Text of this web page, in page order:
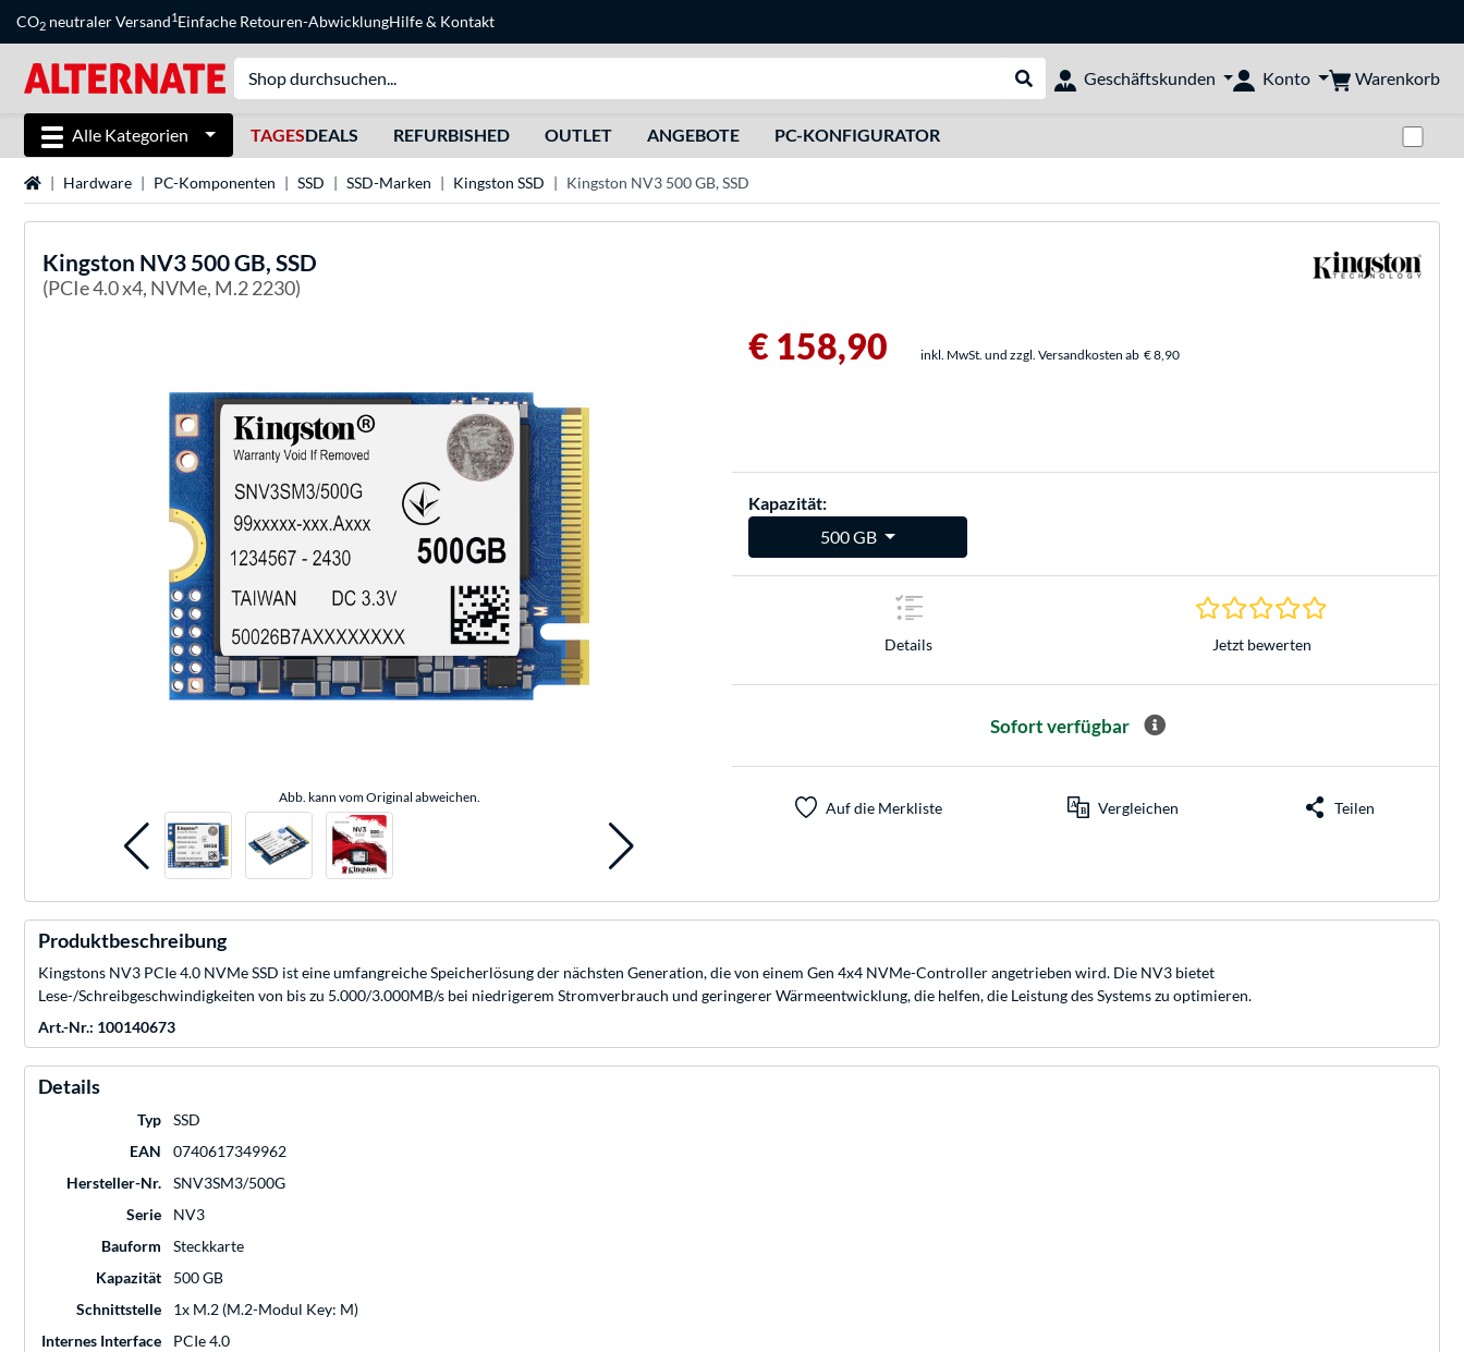
CO2 neutraler Versand1Einfache Retouren-AbwicklungHilfe& Kontakt
Suche durchführen
Geschäftskunden Konto Warenkorb
Alle Kategorien TAGESDEALS REFURBISHED OUTLET ANGEBOTE PC-KONFIGURATOR
StartseiteHardware PC-Komponenten SSD SSD-Marken Kingston SSD Kingston NV3 500 GB, SSD
Kingston NV3 500 GB, SSD
(PCIe 4.0 x4, NVMe, M.2 2230)
Abb. kann vom Original abweichen.
€ 158,90 inkl. MwSt. und zzgl. Versandkosten ab € 8,90
Kapazität:
500 GB
Details
0.0 Sterne bei 0
Jetzt bewerten
Sofort verfügbar
Auf die Merkliste Vergleichen Teilen
Produktbeschreibung
Kingstons NV3 PCIe 4.0 NVMe SSD ist eine umfangreiche Speicherlösung der nächsten Generation, die von einem Gen 4x4 NVMe-Controller angetrieben wird. Die NV3 bietet
Lese-/Schreibgeschwindigkeiten von bis zu 5.000/3.000MB/s bei niedrigerem Stromverbrauch und geringerer Wärmeentwicklung, die helfen, die Leistung des Systems zu optimieren.
Art.-Nr.: 100140673
Details
Typ
SSD
EAN
0740617349962
Hersteller-Nr.
SNV3SM3/500G
Serie
NV3
Bauform
Steckkarte
Kapazität
500 GB
Schnittstelle
1x M.2 (M.2-Modul Key: M)
Internes Interface
PCIe 4.0